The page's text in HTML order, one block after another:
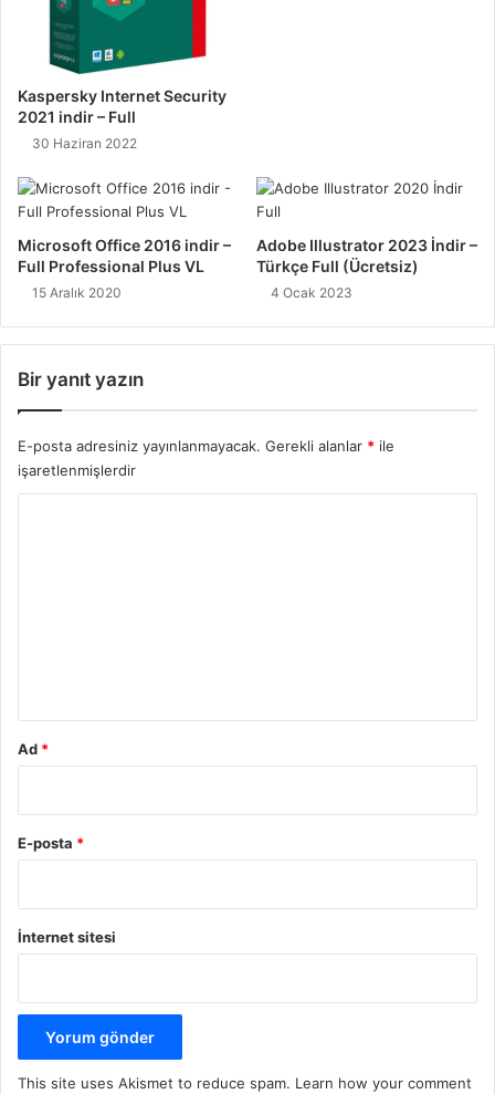
Kaspersky Internet Security
2021 indir – Full
30 Haziran 2022
Microsoft Office 2016 indir –
Full Professional Plus VL
15 Aralık 2020
Adobe Illustrator 2023 İndir –
Türkçe Full (Ücretsiz)
4 Ocak 2023
Bir yanıt yazın
E-posta adresiniz yayınlanmayacak. Gerekli alanlar * ile
işaretlenmişlerdir
Ad *
E-posta *
İnternet sitesi
This site uses Akismet to reduce spam. Learn how your comment